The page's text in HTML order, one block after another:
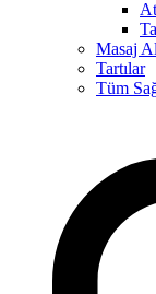
Masaj
Tartılar
Tüm